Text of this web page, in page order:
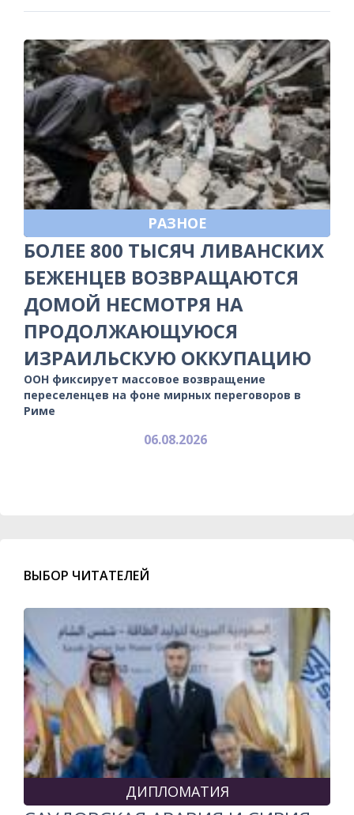
РАЗНОЕ
БОЛЕЕ 800 ТЫСЯЧ ЛИВАНСКИХ
БЕЖЕНЦЕВ ВОЗВРАЩАЮТСЯ
ДОМОЙ НЕСМОТРЯ НА
ПРОДОЛЖАЮЩУЮСЯ
ИЗРАИЛЬСКУЮ ОККУПАЦИЮ
ООН фиксирует массовое возвращение
переселенцев на фоне мирных переговоров в
Риме
06.08.2026
ВЫБОР ЧИТАТЕЛЕЙ
ДИПЛОМАТИЯ